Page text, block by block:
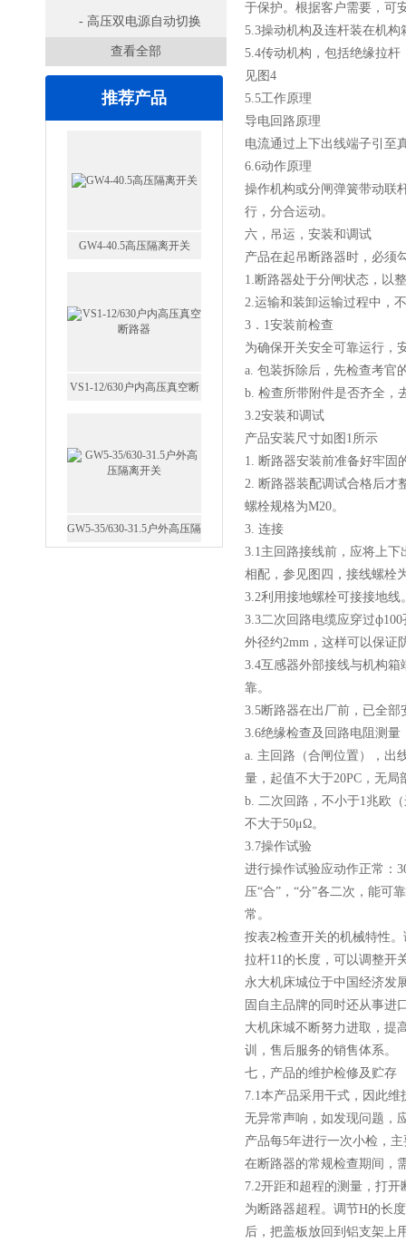
- 高压双电源自动切换
查看全部
推荐产品
GW4-40.5高压隔离开关
VS1-12/630户内高压真空断
GW5-35/630-31.5户外高压隔
于保护。根据客户需要，可
5.3操动机构及连杆装在机
5.4传动机构，包括绝缘拉
见图4
5.5工作原理
导电回路原理
电流通过上下出线端子引至
6.6动作原理
操作机构或分闸弹簧带动联
行，分合运动。
六，吊运，安装和调试
产品在起吊断路器时，必须
1.断路器处于分闸状态，以
2.运输和装卸运输过程中，
3．1安装前检查
为确保开关安全可靠运行，
a. 包装拆除后，先检查考官
b. 检查所带附件是否齐全，
3.2安装和调试
产品安装尺寸如图1所示
1. 断路器安装前准备好牢固
2. 断路器装配调试合格后才
螺栓规格为M20。
3. 连接
3.1主回路接线前，应将上
相配，参见图四，接线螺栓
3.2利用接地螺栓可接接地线
3.3二次回路电缆应穿过
外径约2mm，这样可以保证
3.4互感器外部接线与机构
靠。
3.5断路器在出厂前，已全
3.6绝缘检查及回路电阻测量
a. 主回路（合闸位置），出
量，起值不大于20PC，无
b. 二次回路，不小于1兆欧
不大于50μΩ。
3.7操作试验
进行操作试验应动作正常：
压“合”，“分”各二次，能可
常。
按表2检查开关的机械特性
拉杆11的长度，可以调整开
永大机床城位于中国经济发
固自主品牌的同时还从事进
大机床城不断努力进取，提
训，售后服务的销售体系。
七，产品的维护检修及贮存
7.1本产品采用干式，因此
无异常声响，如发现问题，
产品每5年进行一次小检，
在断路器的常规检查期间，
7.2开距和超程的测量，打
为断路器超程。调节H的长
后，把盖板放回到铝支架上